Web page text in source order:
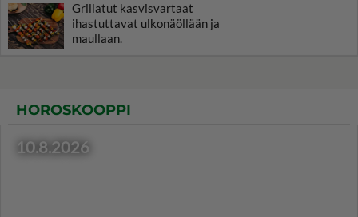
Grillatut kasvisvartaat
ihastuttavat ulkonäöllään ja
maullaan.
HOROSKOOPPI
10.8.2026